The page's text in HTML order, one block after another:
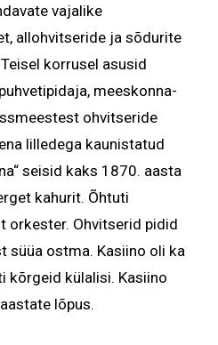
vajalike
allohvitseride ja sõdurite
korrusel asusid
meeskonna-
ohvitseride
lilledega kaunistatud
seisid kaks 1870. aasta
kahurit. Õhtuti
orkester. Ohvitserid pidid
süüa ostma. Kasiino oli ka
kõrgeid külalisi. Kasiino
lõpus.